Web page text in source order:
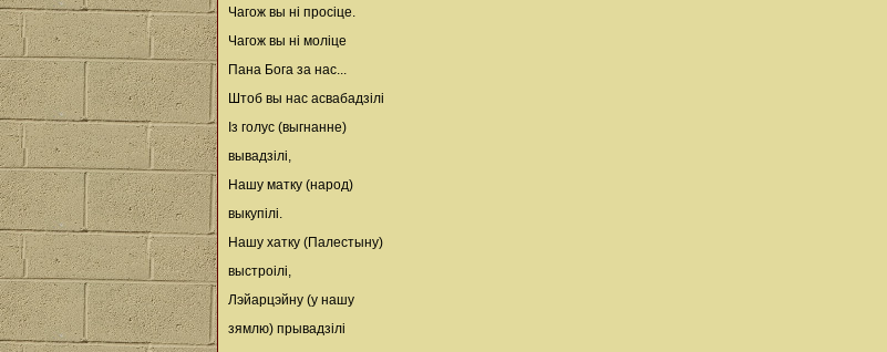
Чагож вы ні просіце.
Чагож вы ні моліце
Пана Бога за нас...
Штоб вы нас асвабадзілі
Із голус (выгнанне)
вывадзілі,
Нашу матку (народ)
выкупілі.
Нашу хатку (Палестыну)
выстроілі,
Лэйарцэйну (у нашу
зямлю) прывадзілі